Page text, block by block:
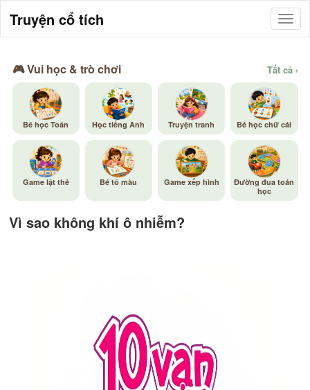
Truyện cổ tích
🎮 Vui học & trò chơi Tất cả ›
Bé học Toán Học tiếng Anh Truyện tranh Bé học chữ cái
Game lật thẻ Bé tô màu Game xếp hình
Đường đua toán
học
Vì sao không khí ô nhiễm?